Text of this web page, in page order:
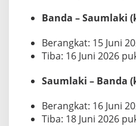
Banda – Saumlaki
Berangkat: 15 Juni
Tiba: 16 Juni 2026
Saumlaki – Banda
Berangkat: 16 Juni
Tiba: 18 Juni 2026